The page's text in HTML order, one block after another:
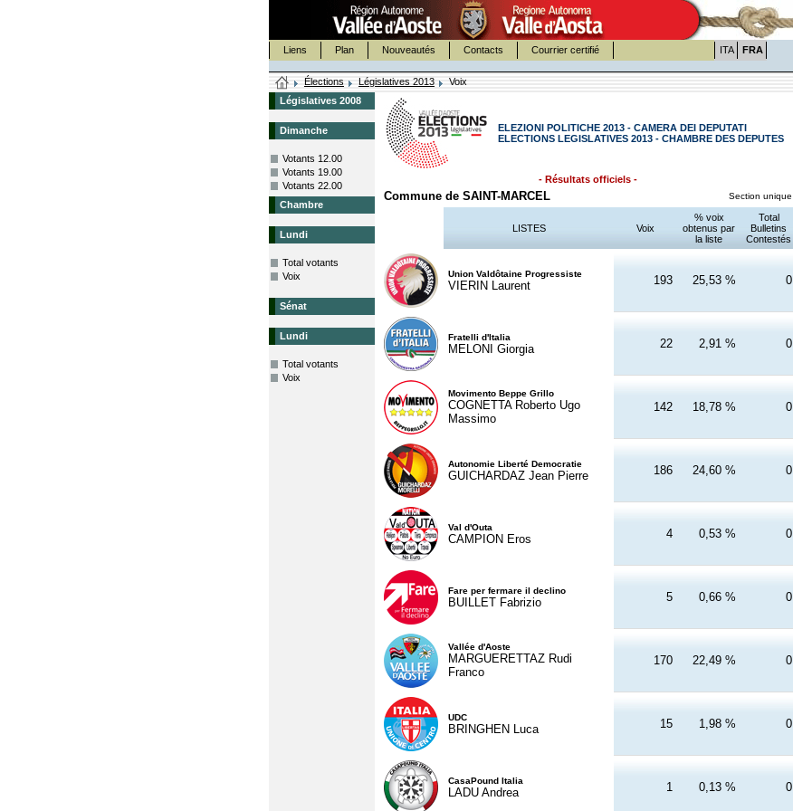
Liens Plan Nouveautés Contacts Courrier certifié ITA FRA
Élections Législatives 2013
Voix
Législatives 2008
Dimanche
Votants 12.00
Votants 19.00
Votants 22.00
Chambre
Lundi
Total votants
Voix
Sénat
Lundi
Total votants
Voix
ELEZIONI POLITICHE 2013 - CAMERA DEI DEPUTATI
ELECTIONS LEGISLATIVES 2013 - CHAMBRE DES DEPUTES
- Résultats officiels -
Commune de SAINT-MARCEL Section unique
LISTES Voix
% voix
obtenus par
la liste
Total
Bulletins
Contestés
Union Valdôtaine Progressiste
VIERIN Laurent 193 25,53 % 0
Fratelli d'Italia
MELONI Giorgia 22 2,91 % 0
Movimento Beppe Grillo
COGNETTA Roberto Ugo
Massimo
142 18,78 % 0
Autonomie Liberté Democratie
GUICHARDAZ Jean Pierre 186 24,60 % 0
Val d'Outa
CAMPION Eros 4 0,53 % 0
Fare per fermare il declino
BUILLET Fabrizio 5 0,66 % 0
Vallée d'Aoste
MARGUERETTAZ Rudi
Franco
170 22,49 % 0
UDC
BRINGHEN Luca 15 1,98 % 0
CasaPound Italia
LADU Andrea 1 0,13 % 0